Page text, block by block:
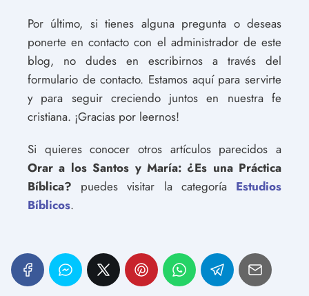
Por último, si tienes alguna pregunta o deseas
ponerte en contacto con el administrador de este
blog, no dudes en escribirnos a través del
formulario de contacto. Estamos aquí para servirte
y para seguir creciendo juntos en nuestra fe
cristiana. ¡Gracias por leernos!
Si quieres conocer otros artículos parecidos a
Orar a los Santos y María: ¿Es una Práctica
Bíblica? puedes visitar la categoría Estudios
Bíblicos.